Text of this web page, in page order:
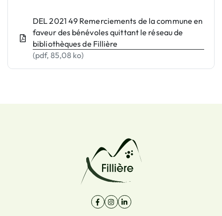
DEL 2021 49 Remerciements de la commune en
faveur des bénévoles quittant le réseau de
bibliothèques de Fillière
(pdf, 85,08 ko)
Facebook
(ouverture dans un nouvel onglet)
Instagram
(ouverture dans un nouvel onglet)
Linkedin
(ouverture dans un nouvel